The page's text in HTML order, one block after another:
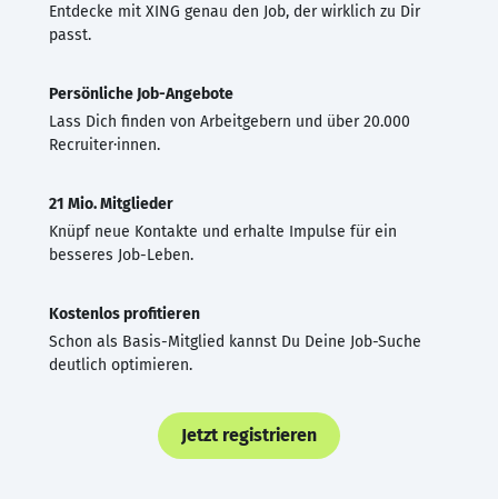
Entdecke mit XING genau den Job, der wirklich zu Dir
passt.
Persönliche Job-Angebote
Lass Dich finden von Arbeitgebern und über 20.000
Recruiter·innen.
21 Mio. Mitglieder
Knüpf neue Kontakte und erhalte Impulse für ein
besseres Job-Leben.
Kostenlos profitieren
Schon als Basis-Mitglied kannst Du Deine Job-Suche
deutlich optimieren.
Jetzt registrieren